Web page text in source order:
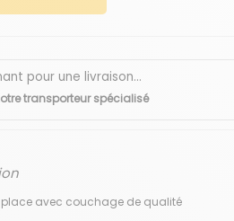
pour une livraison...
transporteur spécialisé
avec couchage de qualité